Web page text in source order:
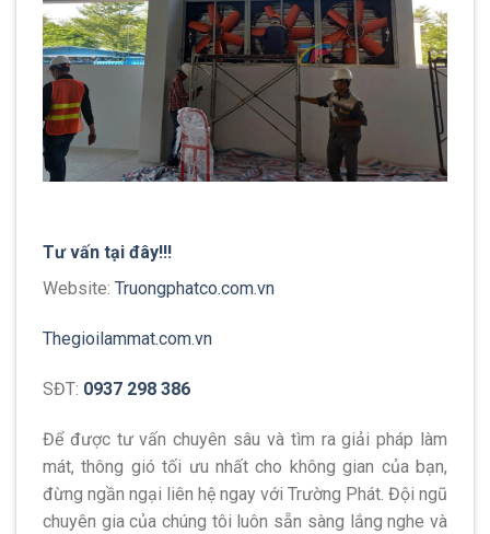
Tư vấn tại đây!!!
Website: Truongphatco.com.vn
Thegioilammat.com.vn
SĐT: 0937 298 386
Để được tư vấn chuyên sâu và tìm ra giải pháp làm
mát, thông gió tối ưu nhất cho không gian của bạn,
đừng ngần ngại liên hệ ngay với Trường Phát. Đội ngũ
chuyên gia của chúng tôi luôn sẵn sàng lắng nghe và